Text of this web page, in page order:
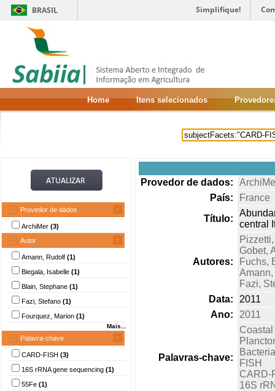
BRASIL Simplifique!
Home Itens selecionados
Provedor de dados
ArchiMer (3)
Autor
Amann, Rudolf (1)
Biegala, Isabelle (1)
Blain, Stephane (1)
Fazi, Stefano (1)
Fourquez, Marion (1)
Mais...
Palavra-chave
CARD-FISH (3)
16S rRNA gene sequencing (1)
55Fe (1)
Provedor de dados:
País:
France
Título:
central
Autores:
Gobet,
Fuchs,
Fazi,
Data:
2011
Ano:
2011
Palavras-chave:
FISH
CARD-
16S